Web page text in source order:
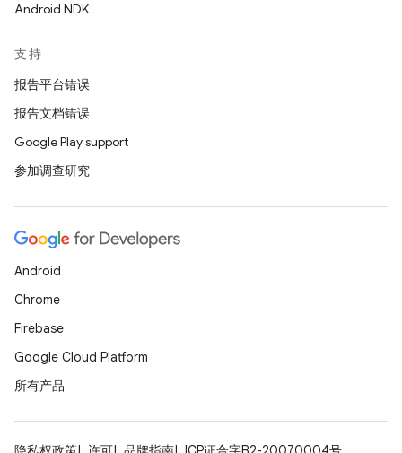
Android NDK
支持
报告平台错误
报告文档错误
Google Play support
参加调查研究
Android
Chrome
Firebase
Google Cloud Platform
所有产品